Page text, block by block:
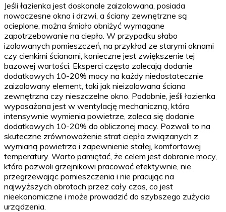
Jeśli łazienka jest doskonale zaizolowana, posiada
nowoczesne okna i drzwi, a ściany zewnętrzne są
ocieplone, można śmiało obniżyć wymagane
zapotrzebowanie na ciepło. W przypadku słabo
izolowanych pomieszczeń, na przykład ze starymi oknami
czy cienkimi ścianami, konieczne jest zwiększenie tej
bazowej wartości. Eksperci często zalecają dodanie
dodatkowych 10-20% mocy na każdy niedostatecznie
zaizolowany element, taki jak nieizolowana ściana
zewnętrzna czy nieszczelne okno. Podobnie, jeśli łazienka
wyposażona jest w wentylację mechaniczną, która
intensywnie wymienia powietrze, zaleca się dodanie
dodatkowych 10-20% do obliczonej mocy. Pozwoli to na
skuteczne zrównoważenie strat ciepła związanych z
wymianą powietrza i zapewnienie stałej, komfortowej
temperatury. Warto pamiętać, że celem jest dobranie mocy,
która pozwoli grzejnikowi pracować efektywnie, nie
przegrzewając pomieszczenia i nie pracując na
najwyższych obrotach przez cały czas, co jest
nieekonomiczne i może prowadzić do szybszego zużycia
urządzenia.